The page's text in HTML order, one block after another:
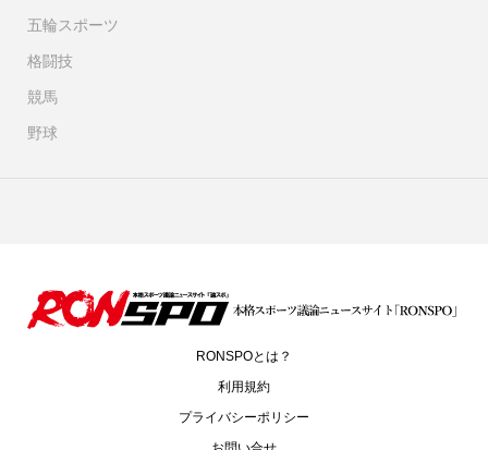
五輪スポーツ
格闘技
競馬
野球
RONSPOとは？
利用規約
プライバシーポリシー